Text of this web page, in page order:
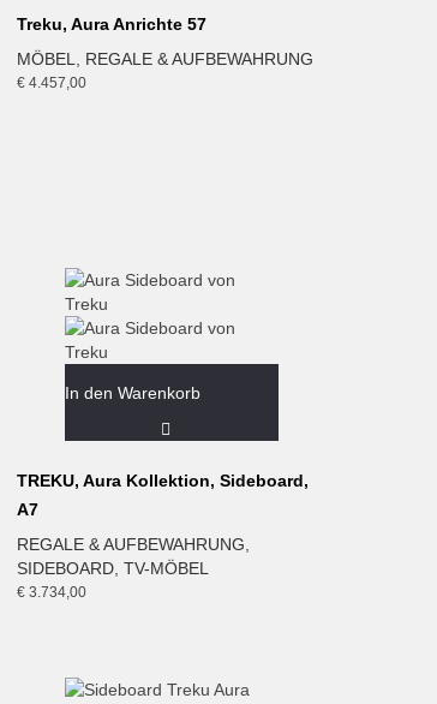
Treku, Aura Anrichte 57
MÖBEL, REGALE & AUFBEWAHRUNG
€ 4.457,00
In den Warenkorb
TREKU, Aura Kollektion, Sideboard,
A7
REGALE & AUFBEWAHRUNG
SIDEBOARD ,TV-MÖBEL
€ 3.734,00